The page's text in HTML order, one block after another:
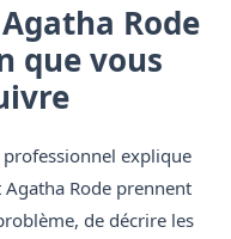
Rode
que vous
explique
Rode prennent
de décrire les